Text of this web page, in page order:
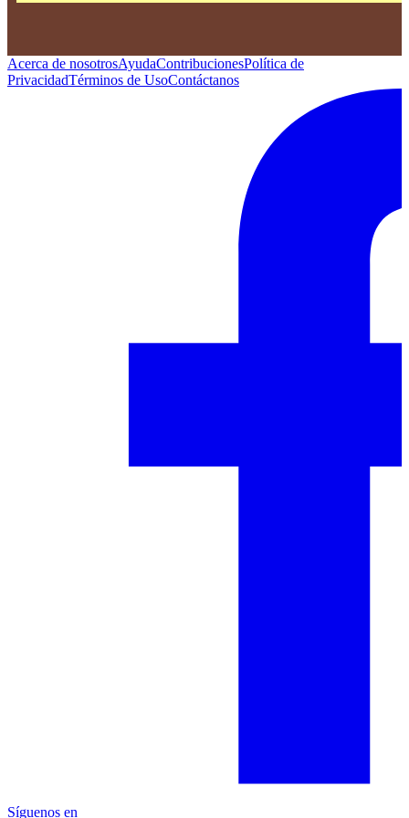
Acerca de nosotrosAyudaContribucionesPolítica de
PrivacidadTérminos de UsoContáctanos
Síguenos en